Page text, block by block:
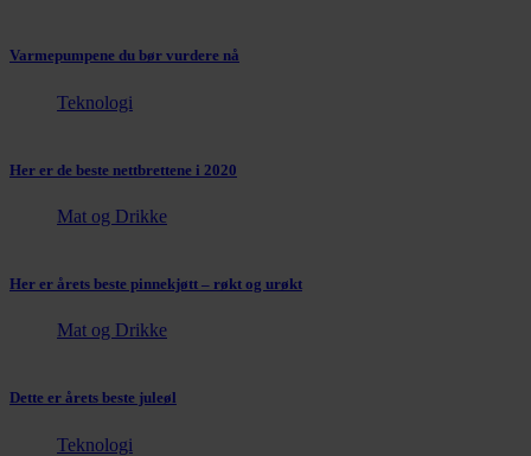
Varmepumpene du bør vurdere nå
Teknologi
Her er de beste nettbrettene i 2020
Mat og Drikke
Her er årets beste pinnekjøtt – røkt og urøkt
Mat og Drikke
Dette er årets beste juleøl
Teknologi